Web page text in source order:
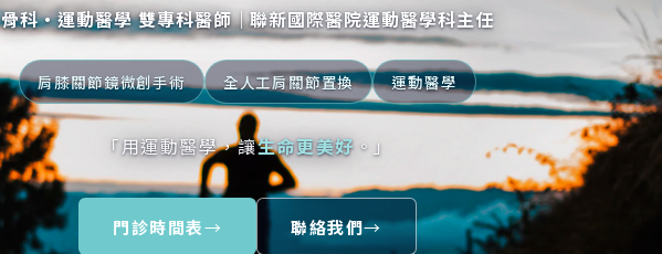
骨科・運動醫學 雙專科醫師｜聯新國際醫院運動醫學科主任
肩膝關節鏡微創手術 全人工肩關節置換 運動醫學
「用運動醫學，讓生命更美好。」
門診時間表→ 聯絡我們→